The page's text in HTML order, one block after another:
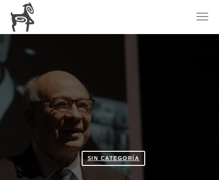
SIN CATEGORÍA